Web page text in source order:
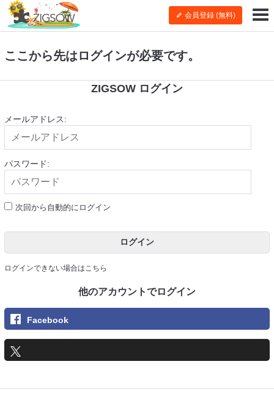
会員登録 (無料)
ここから先はログインが必要です。
ZIGSOW ログイン
メールアドレス:
パスワード:
次回から自動的にログイン
ログイン
ログインできない場合はこちら
他のアカウントでログイン
Facebook